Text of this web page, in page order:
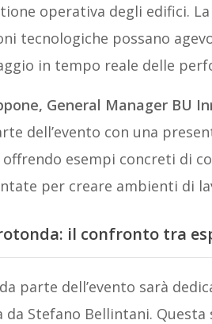
operativa degli edifici.
tecnologiche possano
in tempo reale delle
General Manager BU
dell’evento con una
offrendo esempi concreti di
per creare ambienti di
il confronto tra
parte dell’evento sarà
da Stefano Bellintani.